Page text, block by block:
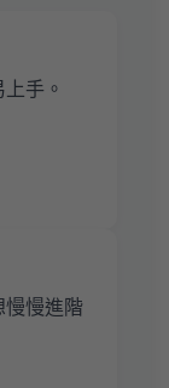
手。
慢慢進階